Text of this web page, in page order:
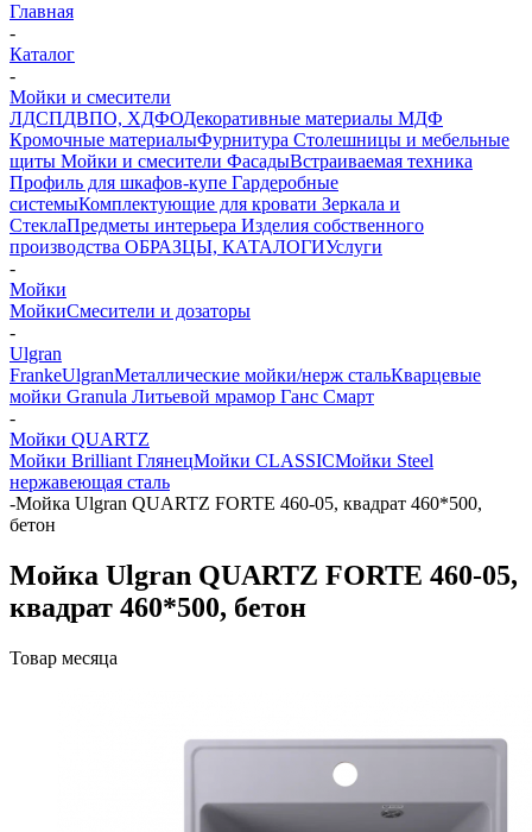
Главная
-
Каталог
-
Мойки и смесители
ЛДСПДВПО, ХДФОДекоративные материалы МДФ
Кромочные материалыФурнитура Столешницы и мебельные
щиты Мойки и смесители ФасадыВстраиваемая техника
Профиль для шкафов-купе Гардеробные
системыКомплектующие для кровати Зеркала и
СтеклаПредметы интерьера Изделия собственного
производства ОБРАЗЦЫ, КАТАЛОГИУслуги
-
Мойки
МойкиСмесители и дозаторы
-
Ulgran
FrankeUlgranМеталлические мойки/нерж стальКварцевые
мойки Granula Литьевой мрамор Ганс Смарт
-
Мойки QUARTZ
Мойки Brilliant ГлянецМойки CLASSICМойки Steel
нержавеющая сталь
-Мойка Ulgran QUARTZ FORTE 460-05, квадрат 460*500,
бетон
Мойка Ulgran QUARTZ FORTE 460-05,
квадрат 460*500, бетон
Товар месяца